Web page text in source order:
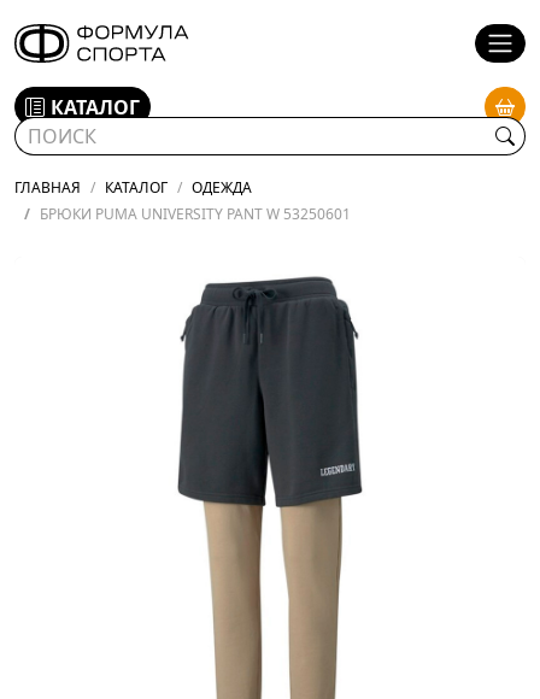
КАТАЛОГ
ГЛАВНАЯ КАТАЛОГ
ОДЕЖДА
БРЮКИ PUMA UNIVERSITY PANT W 53250601